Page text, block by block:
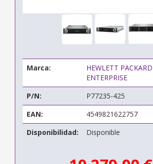
Marca:
HEWLETT PACKARD
ENTERPRISE
P/N:
P77235-425
EAN:
4549821622757
Disponibilidad:
Disponible